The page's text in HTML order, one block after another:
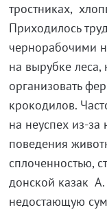
тростниках,
Приходилось
чернорабочими
на вырубке леса,
организовать
крокодилов.
на неуспех из-
поведения
сплоченностью,
донской казак
недостающую